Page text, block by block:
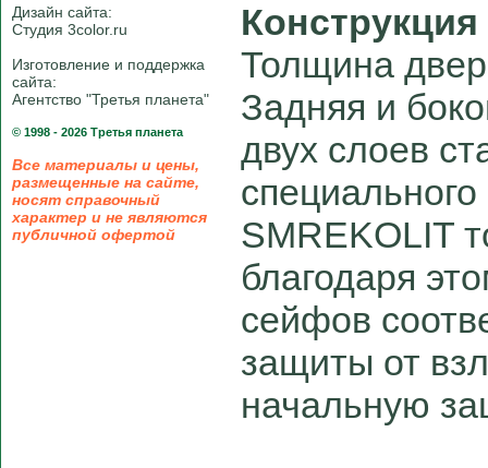
Дизайн сайта:
Студия 3color.ru
Изготовление и поддержка
сайта:
Агентство "Третья планета"
© 1998 - 2026 Третья планета
Все материалы и цены,
размещенные на сайте,
носят справочный
характер и не являются
публичной офертой
Конструкция
Толщина
Задняя и
двух слоев
SMREKOLIT
благодаря
сейфов
защиты от
начальную